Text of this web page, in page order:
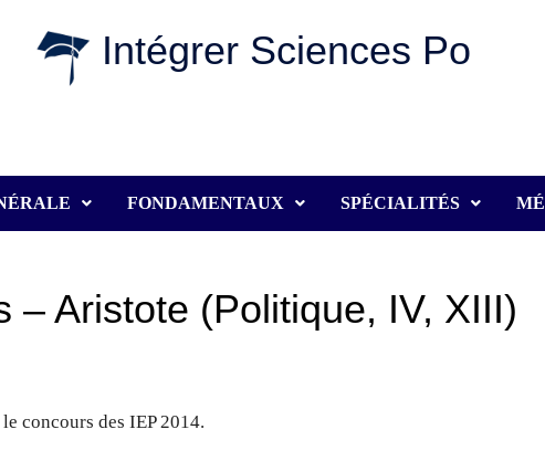
Intégrer Sciences Po
FONDAMENTAUX SPÉCIALITÉS
– Aristote (Politique, IV, XIII)
concours des IEP 2014.